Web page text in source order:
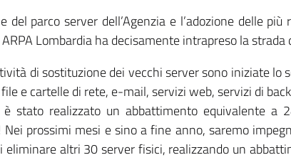
parco server dell’Agenzia e l’adozione delle
Lombardia ha decisamente intrapreso la
di sostituzione dei vecchi server sono iniziate lo
e cartelle di rete, e-mail, servizi web, servizi di
stato realizzato un abbattimento equivalente a
prossimi mesi e sino a fine anno, saremo
eliminare altri 30 server fisici, realizzando un